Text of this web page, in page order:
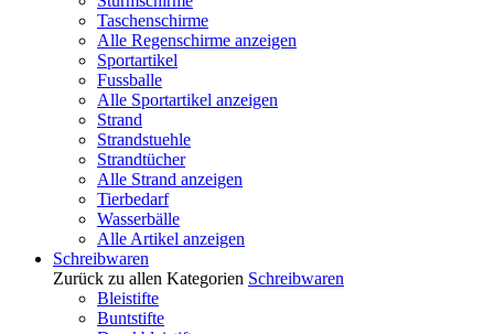
Taschenschirme
Alle Regenschirme anzeigen
Sportartikel
Fussballe
Alle Sportartikel anzeigen
Strand
Strandstuehle
Strandtücher
Alle Strand anzeigen
Tierbedarf
Wasserbälle
Alle Artikel anzeigen
Schreibwaren
Zurück zu allen Kategorien Schreibwaren
Bleistifte
Buntstifte